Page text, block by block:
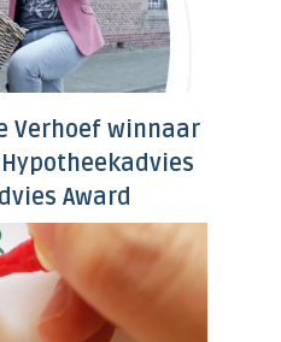
Verhoef winnaar
Award